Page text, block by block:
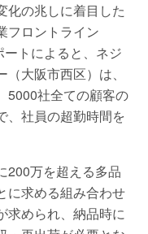
化の兆しに着目した
フロントライン
トによると、ネジ
⼤阪市西区）は、
5000社全ての顧客の
、社員の超勤時間を
200万を超える多品
に求める組み合わせ
求められ、納品時に